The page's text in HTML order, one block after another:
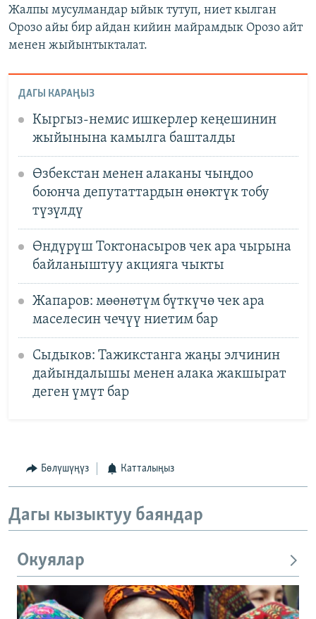
Жалпы мусулмандар ыйык тутуп, ниет кылган
Орозо айы бир айдан кийин майрамдык Орозо айт
менен жыйынтыкталат.
ДАГЫ КАРАҢЫЗ
Кыргыз-немис ишкерлер кеңешинин
жыйынына камылга башталды
Өзбекстан менен алаканы чыңдоо
боюнча депутаттардын өнөктүк тобу
түзүлдү
Өндүрүш Токтонасыров чек ара чырына
байланыштуу акцияга чыкты
Жапаров: мөөнөтүм бүткүчө чек ара
маселесин чечүү ниетим бар
Сыдыков: Тажикстанга жаңы элчинин
дайындалышы менен алака жакшырат
деген үмүт бар
Бөлүшүңүз Катталыңыз
Дагы кызыктуу баяндар
Окуялар